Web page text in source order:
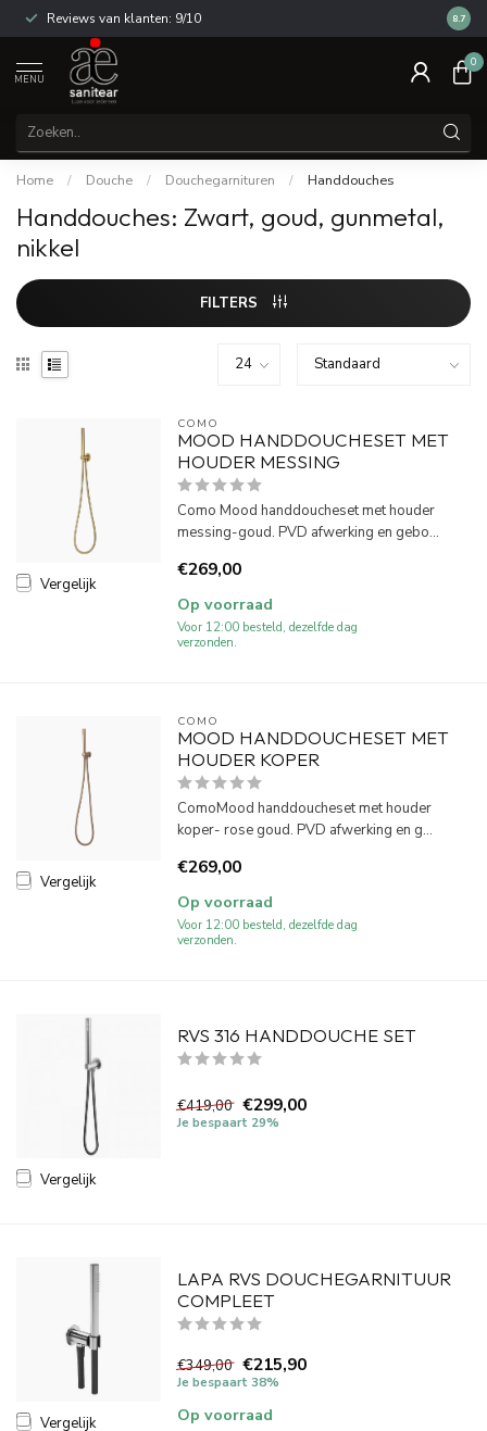
Reviews van klanten: 9/10 14
8.7
MENU
0
Home / Douche / Douchegarnituren / Handdouches
Handdouches: Zwart, goud, gunmetal,
nikkel
FILTERS
Vergelijk
COMO
MOOD HANDDOUCHESET MET
HOUDER MESSING
Como Mood handdoucheset met houder
messing-goud. PVD afwerking en gebo...
€269,00
Op voorraad
Voor 12:00 besteld, dezelfde dag
verzonden.
Vergelijk
COMO
MOOD HANDDOUCHESET MET
HOUDER KOPER
ComoMood handdoucheset met houder
koper- rose goud. PVD afwerking en g...
€269,00
Op voorraad
Voor 12:00 besteld, dezelfde dag
verzonden.
Vergelijk
RVS 316 HANDDOUCHE SET
€419,00 €299,00
Je bespaart 29%
Vergelijk
LAPA RVS DOUCHEGARNITUUR
COMPLEET
€349,00 €215,90
Je bespaart 38%
Op voorraad